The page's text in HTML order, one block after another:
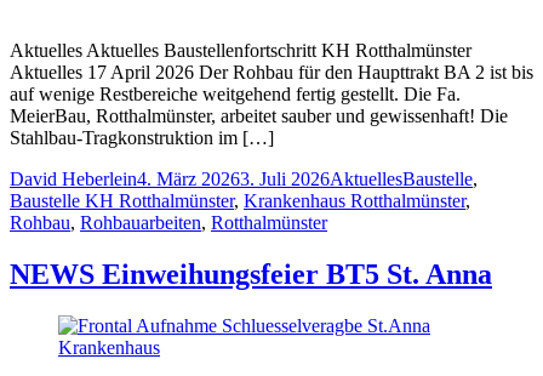
Aktuelles Aktuelles Baustellenfortschritt KH Rotthalmünster
Aktuelles 17 April 2026 Der Rohbau für den Haupttrakt BA 2 ist bis
auf wenige Restbereiche weitgehend fertig gestellt. Die Fa.
MeierBau, Rotthalmünster, arbeitet sauber und gewissenhaft! Die
Stahlbau-Tragkonstruktion im […]
Posted
by
David Heberlein4. März 20263. Juli 2026Posted
in
AktuellesTags:
Baustelle,
Baustelle KH Rotthalmünster, Krankenhaus Rotthalmünster,
Rohbau, Rohbauarbeiten, Rotthalmünster
NEWS Einweihungsfeier BT5 St. Anna